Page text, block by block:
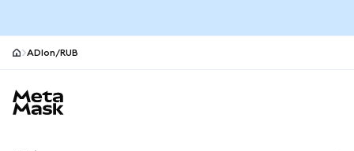
ADIon/RUB